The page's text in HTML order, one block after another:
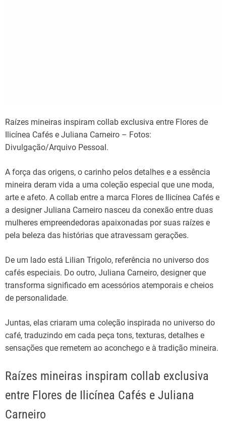
Raízes mineiras inspiram collab exclusiva entre Flores de
Ilicínea Cafés e Juliana Carneiro – Fotos:
Divulgação/Arquivo Pessoal.
A força das origens, o carinho pelos detalhes e a essência
mineira deram vida a uma coleção especial que une moda,
arte e afeto. A collab entre a marca Flores de Ilicínea Cafés e
a designer Juliana Carneiro nasceu da conexão entre duas
mulheres empreendedoras apaixonadas por suas raízes e
pela beleza das histórias que atravessam gerações.
De um lado está Lilian Trigolo, referência no universo dos
cafés especiais. Do outro, Juliana Carneiro, designer que
transforma significado em acessórios atemporais e cheios
de personalidade.
Juntas, elas criaram uma coleção inspirada no universo do
café, traduzindo em cada peça tons, texturas, detalhes e
sensações que remetem ao aconchego e à tradição mineira.
Raízes mineiras inspiram collab exclusiva
entre Flores de Ilicínea Cafés e Juliana
Carneiro